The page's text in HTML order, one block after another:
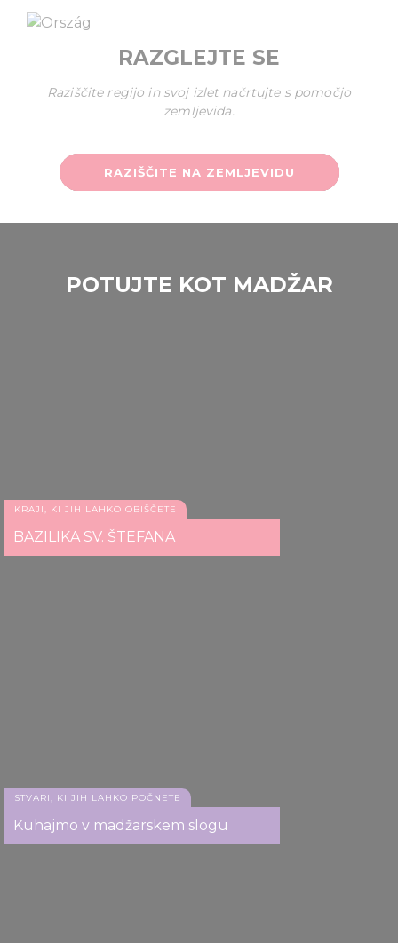
RAZGLEJTE SE
Raziščite regijo in svoj izlet načrtujte s pomočjo
zemljevida.
RAZIŠČITE NA ZEMLJEVIDU
POTUJTE KOT MADŽAR
KRAJI, KI JIH LAHKO OBIŠČETE
BAZILIKA SV. ŠTEFANA
STVARI, KI JIH LAHKO POČNETE
Kuhajmo v madžarskem slogu